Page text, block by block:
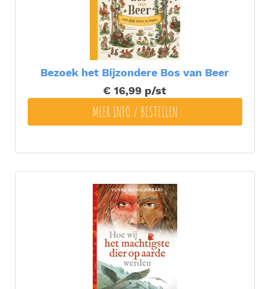
Bezoek het Bijzondere Bos van Beer
€ 16,99 p/st
MEER INFO / BESTELLEN